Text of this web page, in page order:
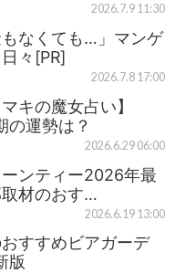
2026.7.9 11:30
もなくても…」マンゲ
々[PR]
2026.7.8 17:00
キの魔女占い】
の運勢は？
2026.6.29 06:00
ンティー2026年最
材のおす…
2026.6.19 13:00
すすめビアガーデ
版